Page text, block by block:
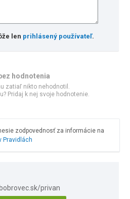
len prihlásený používateľ.
hodnotenia
zatiaľ nikto nehodnotil.
Pridaj k nej svoje hodnotenie.
zodpovednosť za informácie na
Pravidlách